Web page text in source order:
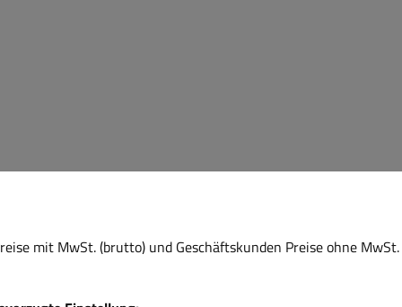
mit MwSt. (brutto) und Geschäftskunden Preise ohne